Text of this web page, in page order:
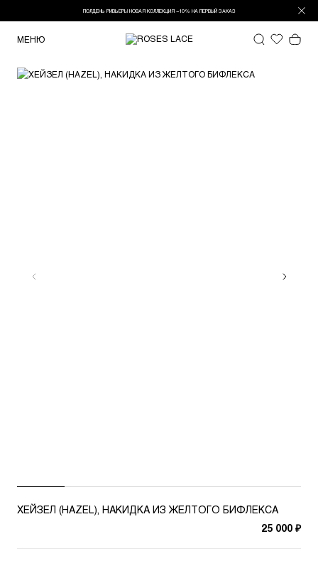
ПОЛДЕНЬ РИВЬЕРЫ НОВАЯ КОЛЛЕКЦИЯ −10% НА ПЕРВЫЙ ЗАКАЗ
МЕНЮ
ХЕЙЗЕЛ (HAZEL), НАКИДКА ИЗ ЖЕЛТОГО БИФЛЕКСА
25 000 ₽